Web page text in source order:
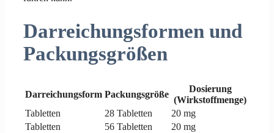
Darreichungsformen und
Packungsgrößen
Darreichungsform Packungsgröße
Dosierung
(Wirkstoffmenge)
Tabletten
28 Tabletten
20 mg
Tabletten
56 Tabletten
20 mg